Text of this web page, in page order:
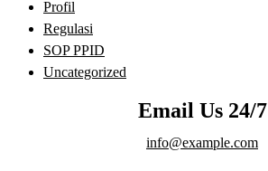
Profil
Regulasi
SOP PPID
Uncategorized
Email Us 24/7
info@example.com